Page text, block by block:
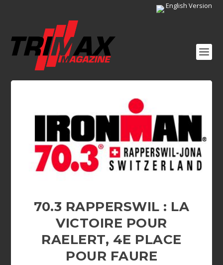
English Version
70.3 RAPPERSWIL : LA
VICTOIRE POUR
RAELERT, 4E PLACE
POUR FAURE